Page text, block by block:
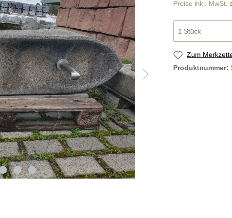
Bodenplatten
nach Maß Findlinge und
Preise inkl. MwSt.
Zum
Produktnummer: